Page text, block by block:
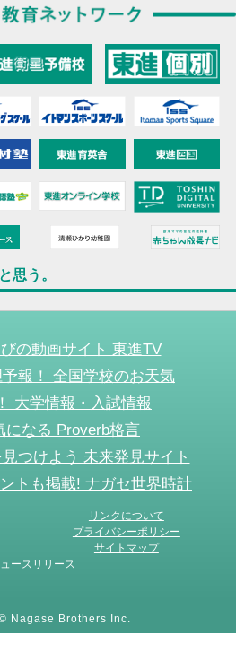
思う。
の動画サイト 東進TV
報！ 全国学校のお天気
大学情報・入試情報
になる Proverb格言
つけよう 未来発見サイト
トも掲載! ナガセ世界時計
リンクについて
プライバシーポリシー
サイトマップ
ースリリース
Nagase Brothers Inc.